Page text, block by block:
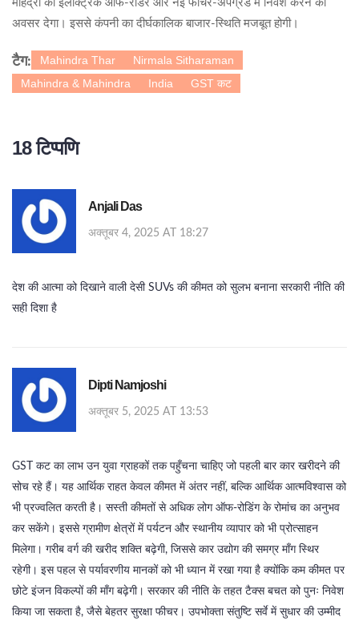
महिंद्रा को इलेक्ट्रिक ऑफ‑रोडर और नई फीचर‑अपग्रेड में निवेश करने का
अवसर देगा। इससे कंपनी का दीर्घकालिक बाजार‑स्थिति मजबूत होगी।
टैग: Mahindra Thar
Nirmala Sitharaman
Mahindra & Mahindra
India GST कट
18 टिप्पणि
Anjali Das
अक्तूबर 4, 2025 AT 18:27
देश की आत्मा को दिखाने वाली देसी SUVs की कीमत को सुलभ बनाना सरकारी नीति की
सही दिशा है
Dipti Namjoshi
अक्तूबर 5, 2025 AT 13:53
GST कट का लाभ उन युवा ग्राहकों तक पहुँचना चाहिए जो पहली बार कार खरीदने की
सोच रहे हैं। यह आर्थिक राहत केवल कीमत में अंतर नहीं, बल्कि आर्थिक आत्मविश्वास को
भी प्रज्वलित करती है। सस्ती कीमतों से अधिक लोग ऑफ‑रोडिंग के रोमांच का अनुभव
कर सकेंगे। इससे ग्रामीण क्षेत्रों में पर्यटन और स्थानीय व्यापार को भी प्रोत्साहन
मिलेगा। गरीब वर्ग की खरीद शक्ति बढ़ेगी, जिससे कार उद्योग की समग्र माँग स्थिर
रहेगी। इस पहल से पर्यावरणीय मानकों को भी ध्यान में रखा गया है क्योंकि कम कीमत पर
छोटे इंजन विकल्पों की माँग बढ़ेगी। सरकार की नीति के तहत टैक्स बचत को पुनः निवेश
किया जा सकता है, जैसे बेहतर सुरक्षा फीचर। उपभोक्ता संतुष्टि सर्वे में सुधार की उम्मीद